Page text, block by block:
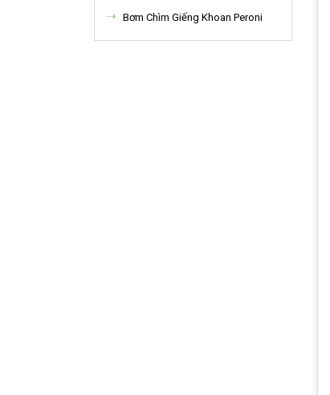
Bơm Chìm Giếng Khoan Peroni